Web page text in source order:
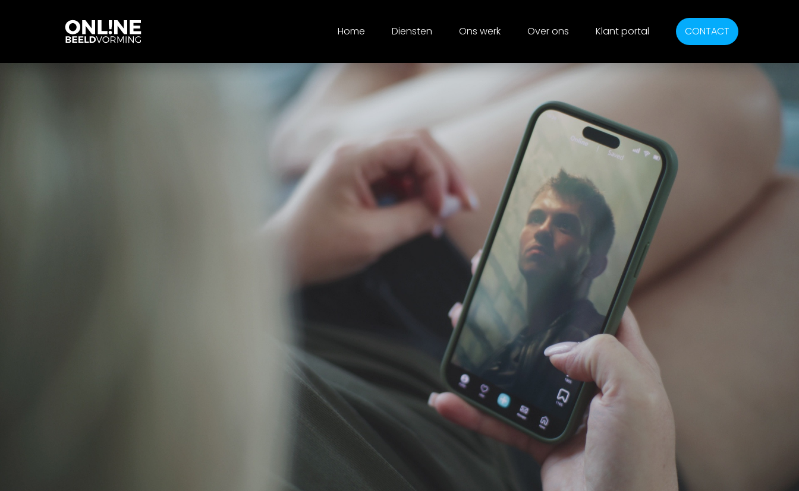
Home Diensten Ons werk Over ons Klant portal CONTACT